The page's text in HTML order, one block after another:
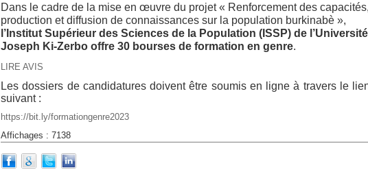
Dans le cadre de la mise en œuvre du projet « Renforcement des capacités,
production et diffusion de connaissances sur la population burkinabè »,
l’Institut Supérieur des Sciences de la Population (ISSP) de l’Université
Joseph Ki-Zerbo offre 30 bourses de formation en genre.
LIRE AVIS
Les dossiers de candidatures doivent être soumis en ligne à travers le
suivant :
https://bit.ly/formationgenre2023
Affichages : 7138